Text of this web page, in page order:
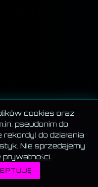
cookies oraz
pseudonim do
do działania
Nie sprzedajemy
prywatności.